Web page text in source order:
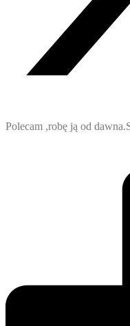
Polecam ,robę ją od